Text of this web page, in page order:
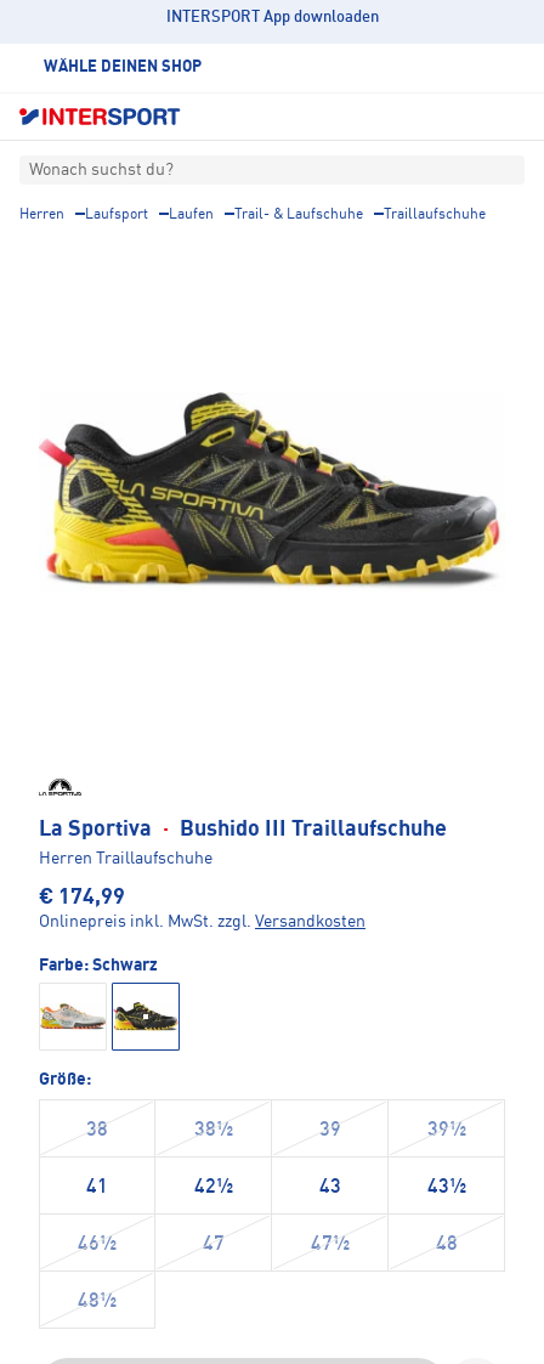
INTERSPORT App downloaden
WÄHLE DEINEN SHOP
Wonach suchst du?
Herren Laufsport Laufen Trail- & Laufschuhe Traillaufschuhe
La Sportiva · Bushido III Traillaufschuhe
Herren Traillaufschuhe
€ 174,99
Onlinepreis inkl. MwSt. zzgl. Versandkosten
Farbe: Schwarz
Größe:
38 38½ 39 39½
41 42½ 43 43½
46½ 47 47½ 48
48½